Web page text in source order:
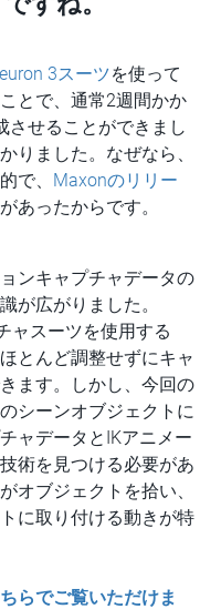
3スーツを使って
とで、通常2週間かか
させることができまし
りました。なぜなら、
で、 Maxonのリリー
あったからです。
ンキャプチャデータの
が広がりました。
ャスーツを使用する
とんど調整せずにキャ
ます。しかし、今回の
シーンオブジェクトに
ャデータとIKアニメー
術を見つける必要があ
オブジェクトを拾い、
に取り付ける動きが特
らでご覧いただけま